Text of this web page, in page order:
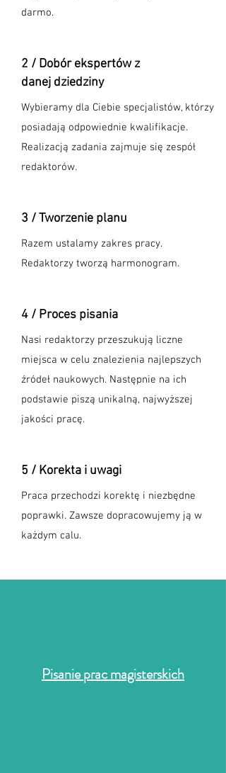
darmo.
2 / Dobór ekspertów z
danej dziedziny
Wybieramy dla Ciebie specjalistów, którzy
posiadają odpowiednie kwalifikacje.
Realizacją zadania zajmuje się zespół
redaktorów.
3 / Tworzenie planu
Razem ustalamy zakres pracy.
Redaktorzy tworzą harmonogram.
4 / Proces pisania
Nasi redaktorzy przeszukują liczne
miejsca w celu znalezienia najlepszych
źródeł naukowych. Następnie na ich
podstawie piszą unikalną, najwyższej
jakości pracę.
5 / Korekta i uwagi
Praca przechodzi korektę i niezbędne
poprawki. Zawsze dopracowujemy ją w
każdym calu.
Pisanie prac magisterskich